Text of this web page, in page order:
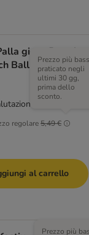
gioco Breathe
Ball - M
regolare5,49 €
Prezzo più
praticato negli
ultimi 30 gg,
prima dello
sconto.
al carrello
Prezzo più